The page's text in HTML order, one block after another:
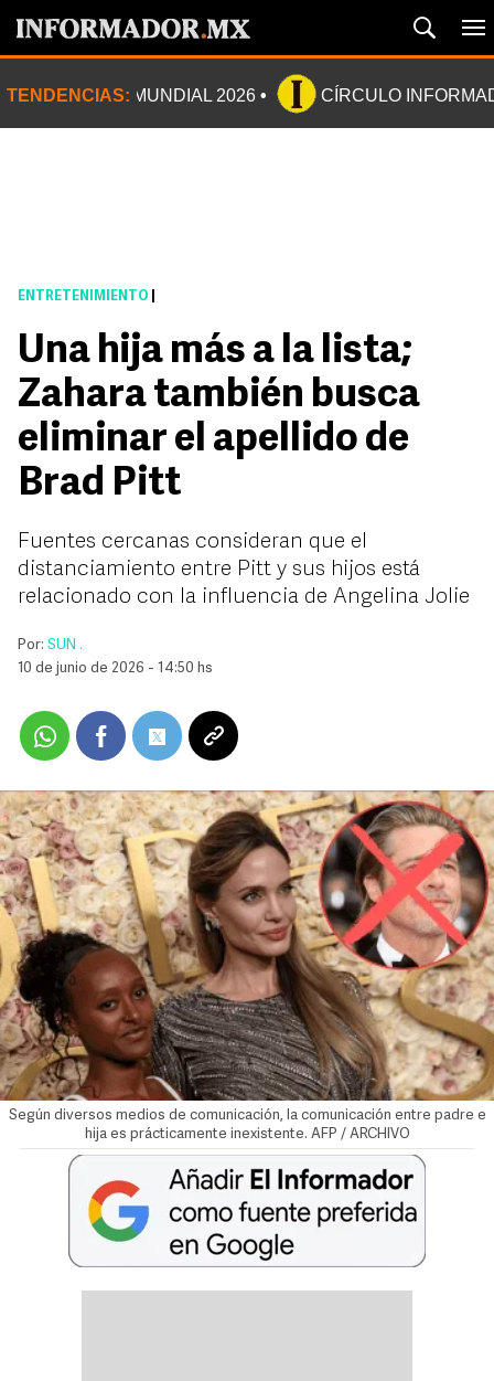
TENDENCIAS: MUNDIAL 2026 CÍRCULO
ENTRETENIMIENTO
Una hija más a la lista;
Zahara también busca
eliminar el apellido de
Brad Pitt
Fuentes cercanas consideran que el
distanciamiento entre Pitt y sus hijos está
relacionado con la influencia de Angelina Jolie
Por: SUN .
10 de junio de 2026 - 14:50 hs
Según diversos medios de comunicación, la comunicación entre padre e
hija es prácticamente inexistente. AFP / ARCHIVO